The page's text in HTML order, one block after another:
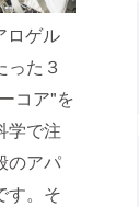
ロゲル
った３
コア"を
学で注
のアパ
す。そ